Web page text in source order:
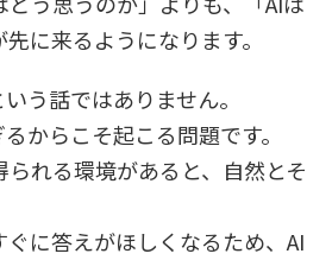
に来るようになります。
う話ではありません。
からこそ起こる問題です。
れる環境があると、自然とそ
に答えがほしくなるため、AI